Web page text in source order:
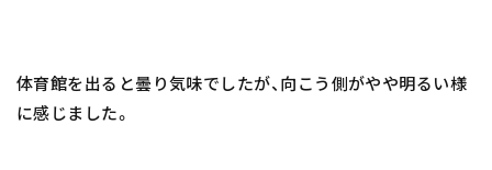
体育館を出ると曇り気味でしたが、向こう側がやや明るい様
に感じました。